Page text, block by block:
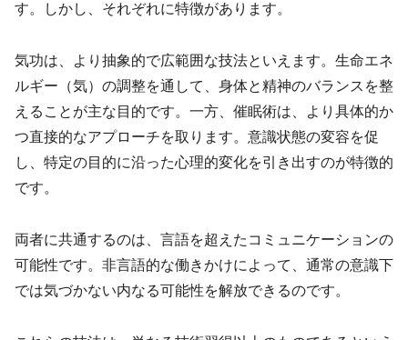
す。しかし、それぞれに特徴があります。
気功は、より抽象的で広範囲な技法といえます。生命エネ
ルギー（気）の調整を通して、身体と精神のバランスを整
えることが主な目的です。一方、催眠術は、より具体的か
つ直接的なアプローチを取ります。意識状態の変容を促
し、特定の目的に沿った心理的変化を引き出すのが特徴的
です。
両者に共通するのは、言語を超えたコミュニケーションの
可能性です。非言語的な働きかけによって、通常の意識下
では気づかない内なる可能性を解放できるのです。